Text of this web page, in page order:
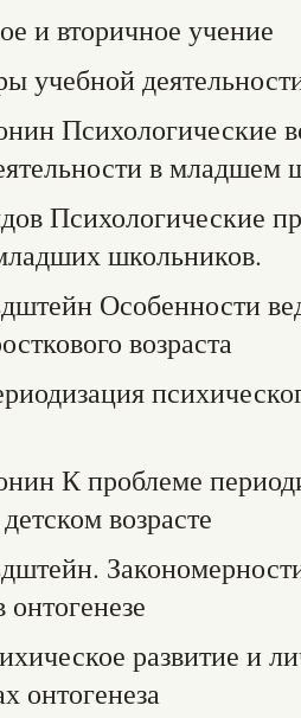
и вторичное учение
учебной
Психологические
в младшем
Психологические
школьников.
Особенности
возраста
К проблеме
возрасте
развитие и
онтогенеза